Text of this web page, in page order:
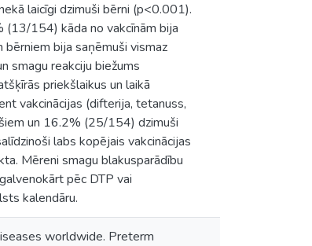
laicīgi dzimuši bērni (p<0.001).
(13/154) kāda no vakcīnām bija
bija saņēmuši vismaz
smagu reakciju biežums
priekšlaikus un laikā
vakcinācijas (difterija, tetanuss,
un 16.2% (25/154) dzimuši
labs kopējais vakcinācijas
Mēreni smagu blakusparādību
pēc DTP vai
kalendāru.
worldwide. Preterm